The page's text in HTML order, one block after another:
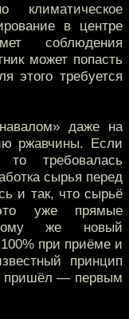
в центре
соблюдения
может попасть
этого требуется
даже на
ржавчины. Если
требовалась
сырья перед
и так, что сырьё
уже прямые
же новый
при приёме и
принцип
пришёл — первым